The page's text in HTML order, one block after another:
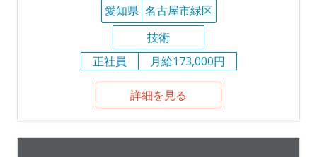
愛知県 名古屋市緑区
技術
正社員
月給173,000円
詳細を見る